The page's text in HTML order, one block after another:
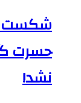
شکست
حسرت
نشد!